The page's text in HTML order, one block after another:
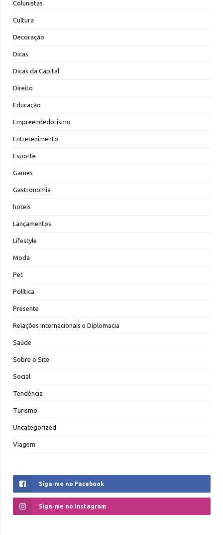
Colunistas
Cultura
Decoração
Dicas
Dicas da Capital
Direito
Educação
Empreendedorismo
Entretenimento
Esporte
Games
Gastronomia
hoteis
Lançamentos
Lifestyle
Moda
Pet
Política
Presente
Relações Internacionais e Diplomacia
Saúde
Sobre o Site
Social
Tendência
Turismo
Uncategorized
Viagem
Siga-me no Facebook
Siga-me no Instagram